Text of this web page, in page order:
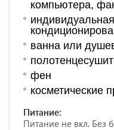
компьютера,
ванна или
фен
косметические
Питание:
Питание не вкл. Без